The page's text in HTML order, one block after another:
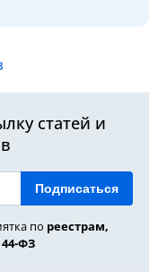
статей и
Подписаться
по реестрам,
ФЗ